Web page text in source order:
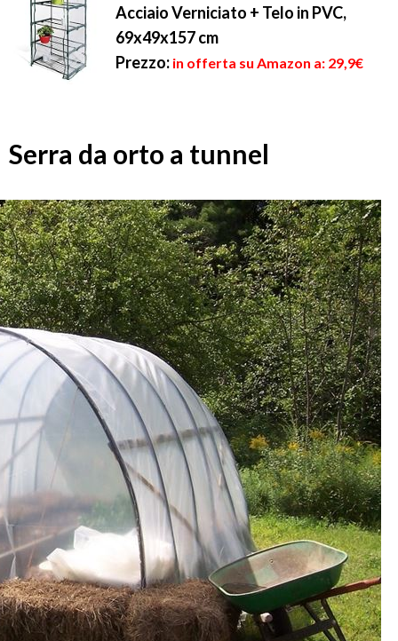
Acciaio Verniciato + Telo in PVC,
69x49x157 cm
Prezzo: in offerta su Amazon a: 29,9€
Serra da orto a tunnel